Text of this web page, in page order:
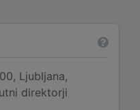
Ljubljana,
direktorji